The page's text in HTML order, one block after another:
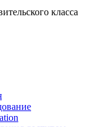
класса